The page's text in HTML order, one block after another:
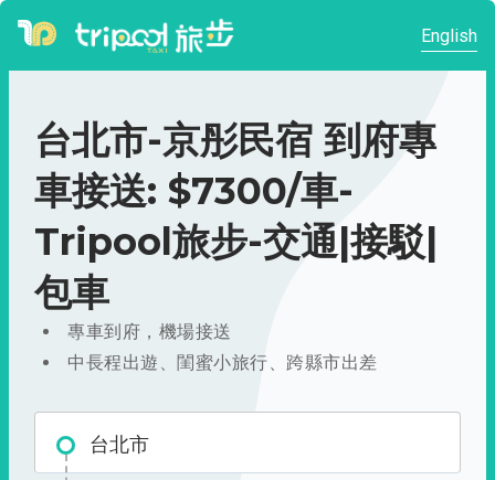
English
台北市-京彤民宿 到府專
車接送: $7300/車-
Tripool旅步-交通|接駁|
包車
專車到府，機場接送
中長程出遊、閨蜜小旅行、跨縣市出差
台北市